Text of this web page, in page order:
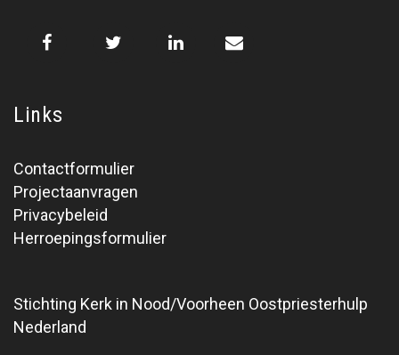
Links
Contactformulier
Projectaanvragen
Privacybeleid
Herroepingsformulier
Stichting Kerk in Nood/Voorheen Oostpriesterhulp
Nederland